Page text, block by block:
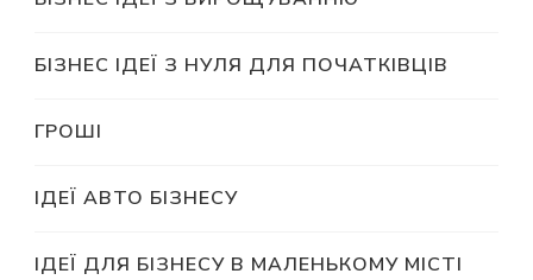
БІЗНЕС ІДЕЇ З НУЛЯ ДЛЯ ПОЧАТКІВЦІВ
ГРОШІ
ІДЕЇ АВТО БІЗНЕСУ
ІДЕЇ ДЛЯ БІЗНЕСУ В МАЛЕНЬКОМУ МІСТІ